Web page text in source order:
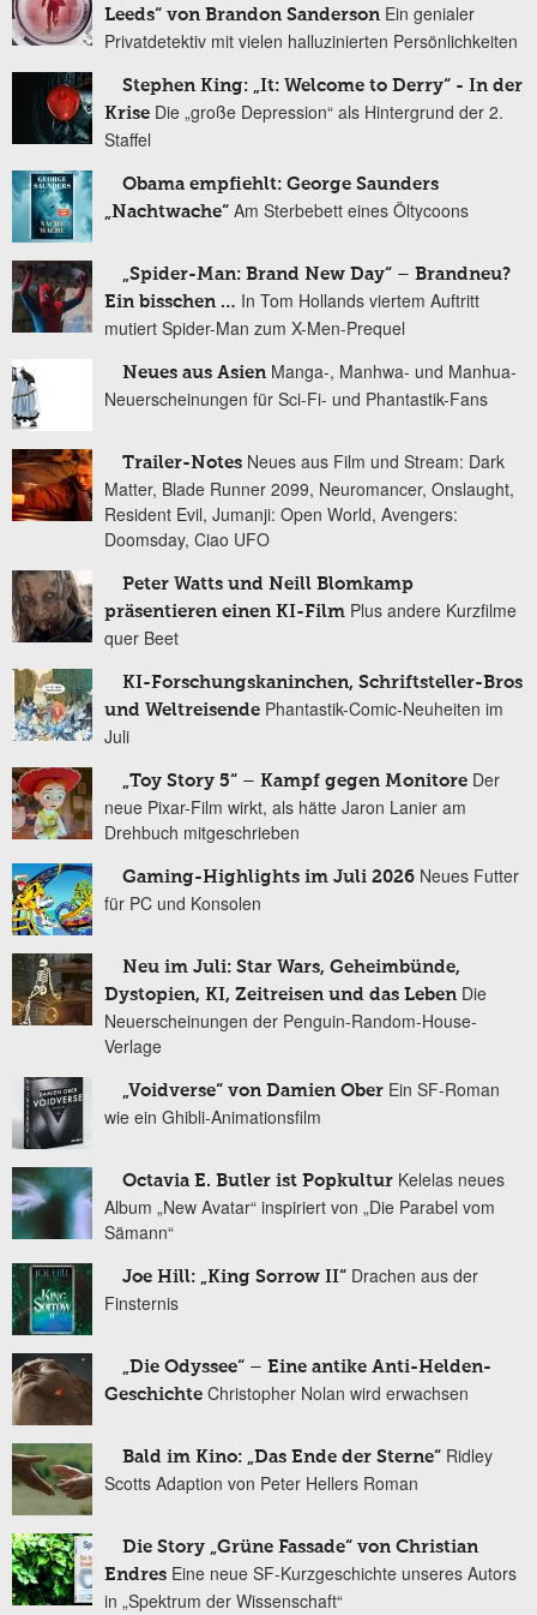
Leeds“ von Brandon Sanderson Ein genialer
Privatdetektiv mit vielen halluzinierten Persönlichkeiten
Stephen King: „It: Welcome to Derry“ - In der
Krise Die „große Depression“ als Hintergrund der 2.
Staffel
Obama empfiehlt: George Saunders
„Nachtwache“ Am Sterbebett eines Öltycoons
„Spider-Man: Brand New Day“ – Brandneu?
Ein bisschen … In Tom Hollands viertem Auftritt
mutiert Spider-Man zum X-Men-Prequel
Neues aus Asien Manga-, Manhwa- und Manhua-
Neuerscheinungen für Sci-Fi- und Phantastik-Fans
Trailer-Notes Neues aus Film und Stream: Dark
Matter, Blade Runner 2099, Neuromancer, Onslaught,
Resident Evil, Jumanji: Open World, Avengers:
Doomsday, Ciao UFO
Peter Watts und Neill Blomkamp
präsentieren einen KI-Film Plus andere Kurzfilme
quer Beet
KI-Forschungskaninchen, Schriftsteller-Bros
und Weltreisende Phantastik-Comic-Neuheiten im
Juli
„Toy Story 5“ – Kampf gegen Monitore Der
neue Pixar-Film wirkt, als hätte Jaron Lanier am
Drehbuch mitgeschrieben
Gaming-Highlights im Juli 2026 Neues Futter
für PC und Konsolen
Neu im Juli: Star Wars, Geheimbünde,
Dystopien, KI, Zeitreisen und das Leben Die
Neuerscheinungen der Penguin-Random-House-
Verlage
„Voidverse“ von Damien Ober Ein SF-Roman
wie ein Ghibli-Animationsfilm
Octavia E. Butler ist Popkultur Kelelas neues
Album „New Avatar“ inspiriert von „Die Parabel vom
Sämann“
Joe Hill: „King Sorrow II“ Drachen aus der
Finsternis
„Die Odyssee“ – Eine antike Anti-Helden-
Geschichte Christopher Nolan wird erwachsen
Bald im Kino: „Das Ende der Sterne“ Ridley
Scotts Adaption von Peter Hellers Roman
Die Story „Grüne Fassade“ von Christian
Endres Eine neue SF-Kurzgeschichte unseres Autors
in „Spektrum der Wissenschaft“